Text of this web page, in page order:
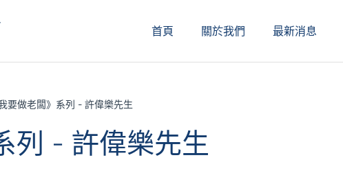
首頁 關於我們 最新消息
我要做老闆》系列 - 許偉樂先生
列 - 許偉樂先生